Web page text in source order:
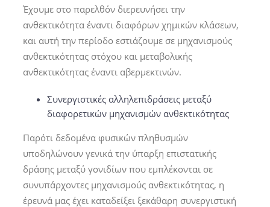
Έχουμε στο παρελθόν διερευνήσει την
ανθεκτικότητα έναντι διαφόρων χημικών κλάσεων,
και αυτή την περίοδο εστιάζουμε σε μηχανισμούς
ανθεκτικότητας στόχου και μεταβολικής
ανθεκτικότητας έναντι αβερμεκτινών.
Συνεργιστικές αλληλεπιδράσεις μεταξύ
διαφορετικών μηχανισμών ανθεκτικότητας
Παρότι δεδομένα φυσικών πληθυσμών
υποδηλώνουν γενικά την ύπαρξη επιστατικής
δράσης μεταξύ γονιδίων που εμπλέκονται σε
συνυπάρχοντες μηχανισμούς ανθεκτικότητας, η
έρευνά μας έχει καταδείξει ξεκάθαρη συνεργιστική